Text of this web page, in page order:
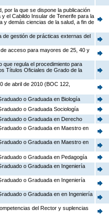
por la que se dispone la publicación
el Cabildo Insular de Tenerife para la
y demás ciencias de la salud, a fin de
de gestión de prácticas externas del
acceso para mayores de 25, 40 y
que regula el procedimiento para
Títulos Oficiales de Grado de la
de abril de 2010 (BOC 122,
o Graduada en Biología
o Graduada Sociología
o Graduada en Derecho
o Graduada en Maestro en
o Graduada en Maestro en
o Graduada en Pedagogía
o Graduada en Ingeniería
o Graduada en Ingeniería
o Graduada en en Ingeniería
del Rector y suplencias